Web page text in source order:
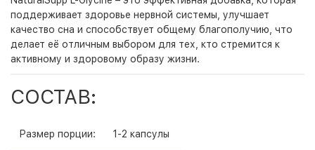
поддерживает здоровье нервной системы, улучшает
качество сна и способствует общему благополучию, что
делает её отличным выбором для тех, кто стремится к
активному и здоровому образу жизни.
СОСТАВ:
Размер порции: 1-2 капсулы